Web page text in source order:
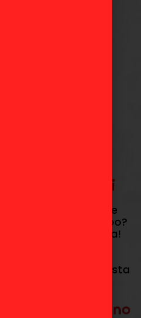
de
en Toydoki
del maestro de
poderoso del campo?
la maestría clásica!
de figuras de
Ossan
la esencia de esta
de Katainaka no